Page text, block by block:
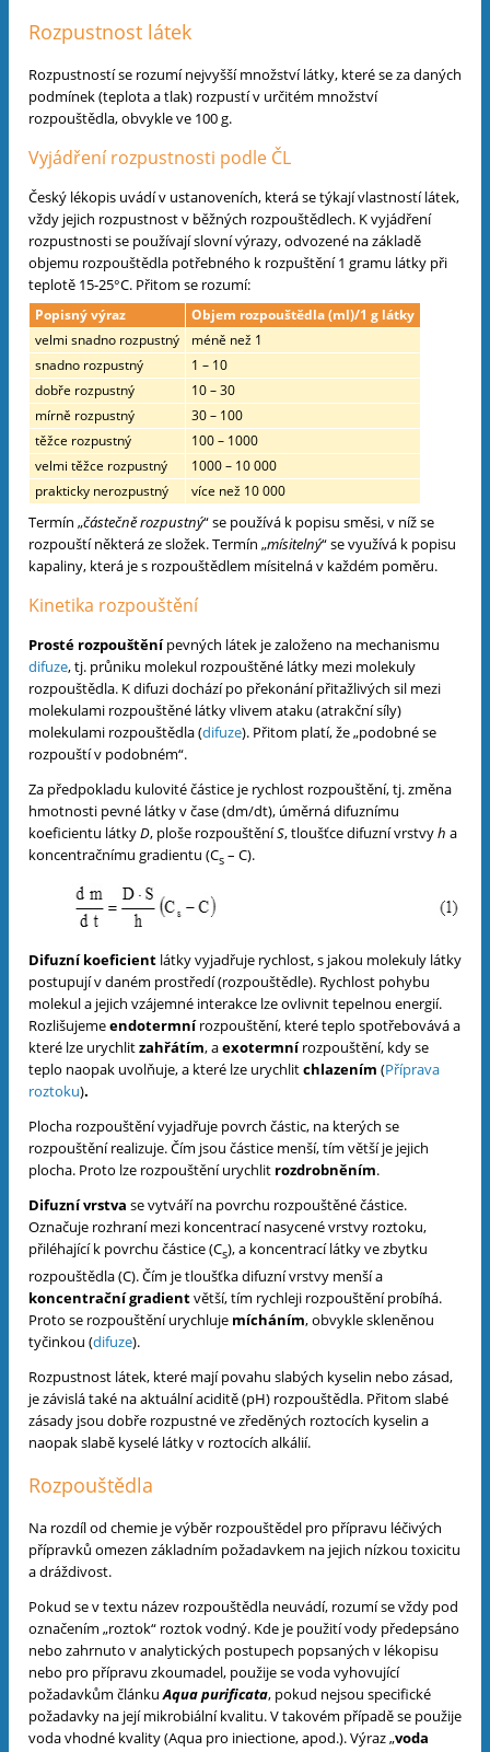
Rozpustnost látek
Rozpustností se rozumí nejvyšší množství látky, které se za daných
podmínek (teplota a tlak) rozpustí v určitém množství
rozpouštědla, obvykle ve 100 g.
Vyjádření rozpustnosti podle ČL
Český lékopis uvádí v ustanoveních, která se týkají vlastností látek,
vždy jejich rozpustnost v běžných rozpouštědlech. K vyjádření
rozpustnosti se používají slovní výrazy, odvozené na základě
objemu rozpouštědla potřebného k rozpuštění 1 gramu látky při
teplotě 15-25°C. Přitom se rozumí:
Popisný výraz
Objem rozpouštědla (ml)/1 g látky
velmi snadno rozpustný
méně než 1
snadno rozpustný
1 – 10
dobře rozpustný
10 – 30
mírně rozpustný
30 – 100
těžce rozpustný
100 – 1000
velmi těžce rozpustný
1000 – 10 000
prakticky nerozpustný
více než 10 000
Termín „částečně rozpustný“ se používá k popisu směsi, v níž se
rozpouští některá ze složek. Termín „mísitelný“ se využívá k popisu
kapaliny, která je s rozpouštědlem mísitelná v každém poměru.
Kinetika rozpouštění
Prosté rozpouštěnípevných látek je založeno na mechanismu
difuze, tj. průniku molekul rozpouštěné látky mezi molekuly
rozpouštědla. K difuzi dochází po překonání přitažlivých sil mezi
molekulami rozpouštěné látky vlivem ataku (atrakční síly)
molekulami rozpouštědla (difuze). Přitom platí, že „podobné se
rozpouští v podobném“.
Za předpokladu kulovité částice je rychlost rozpouštění, tj. změna
hmotnosti pevné látky v čase (dm/dt), úměrná difuznímu
koeficientu látkyD, ploše rozpouštěníS, tloušťce difuzní vrstvyh a
koncentračnímu gradientu (Cs – C).
Difuzní koeficient látky vyjadřuje rychlost, s jakou molekuly látky
postupují v daném prostředí (rozpouštědle). Rychlost pohybu
molekul a jejich vzájemné interakce lze ovlivnit tepelnou energií.
Rozlišujemeendotermnírozpouštění, které teplo spotřebovává a
které lze urychlitzahřátím, aexotermnírozpouštění, kdy se
teplo naopak uvolňuje, a které lze urychlitchlazením (Příprava
roztoku).
Plocha rozpouštění vyjadřuje povrch částic, na kterých se
rozpouštění realizuje. Čím jsou částice menší, tím větší je jejich
plocha. Proto lze rozpouštění urychlit rozdrobněním.
Difuzní vrstva se vytváří na povrchu rozpouštěné částice.
Označuje rozhraní mezi koncentrací nasycené vrstvy roztoku,
přiléhající k povrchu částice (Cs), a koncentrací látky ve zbytku
rozpouštědla (C). Čím je tloušťka difuzní vrstvy menší a
koncentrační gradientvětší, tím rychleji rozpouštění probíhá.
Proto se rozpouštění urychluje mícháním, obvykle skleněnou
tyčinkou (difuze).
Rozpustnost látek, které mají povahu slabých kyselin nebo zásad,
je závislá také na aktuální aciditě (pH) rozpouštědla. Přitom slabé
zásady jsou dobře rozpustné ve zředěných roztocích kyselin a
naopak slabě kyselé látky v roztocích alkálií.
Rozpouštědla
Na rozdíl od chemie je výběr rozpouštědel pro přípravu léčivých
přípravků omezen základním požadavkem na jejich nízkou toxicitu
a dráždivost.
Pokud se v textu název rozpouštědla neuvádí, rozumí se vždy pod
označením „roztok“ roztok vodný. Kde je použití vody předepsáno
nebo zahrnuto v analytických postupech popsaných v lékopisu
nebo pro přípravu zkoumadel, použije se voda vyhovující
požadavkům článkuAqua purificata, pokud nejsou specifické
požadavky na její mikrobiální kvalitu.V takovém případě se použije
voda vhodné kvality (Aqua pro iniectione, apod.). Výraz „voda